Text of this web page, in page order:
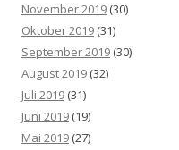
November 2019 (30)
Oktober 2019 (31)
September 2019 (30)
August 2019 (32)
Juli 2019 (31)
Juni 2019 (19)
Mai 2019 (27)